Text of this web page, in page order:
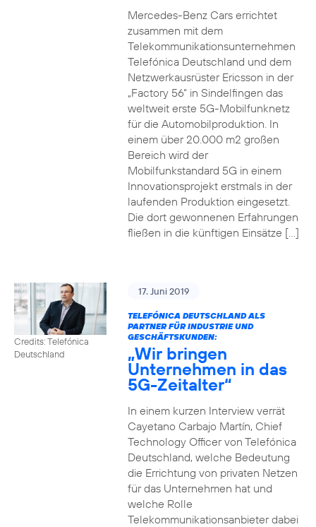
Mercedes-Benz Cars errichtet
zusammen mit dem
Telekommunikationsunternehmen
Telefónica Deutschland und dem
Netzwerkausrüster Ericsson in der
„Factory 56“ in Sindelfingen das
weltweit erste 5G-Mobilfunknetz
für die Automobilproduktion. In
einem über 20.000 m2 großen
Bereich wird der
Mobilfunkstandard 5G in einem
Innovationsprojekt erstmals in der
laufenden Produktion eingesetzt.
Die dort gewonnenen Erfahrungen
fließen in die künftigen Einsätze […]
Credits: Telefónica
Deutschland
17. Juni 2019
TELEFÓNICA DEUTSCHLAND ALS
PARTNER FÜR INDUSTRIE UND
GESCHÄFTSKUNDEN:
„Wir bringen
Unternehmen in das
5G-Zeitalter“
In einem kurzen Interview verrät
Cayetano Carbajo Martín, Chief
Technology Officer von Telefónica
Deutschland, welche Bedeutung
die Errichtung von privaten Netzen
für das Unternehmen hat und
welche Rolle
Telekommunikationsanbieter dabei